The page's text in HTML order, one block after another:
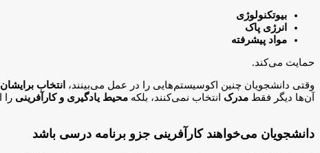
بیوتکنولوژی
انرژی پاک
مواد پیشرفته
حمایت می‌کند.
وقتی دانشجویان چنین اکوسیستم‌هایی را در عمل می‌بینند، انتخاب
آن‌ها دیگر فقط مدرک انتخاب نمی‌کنند، بلکه محیط یادگیری و کارآفرینی را
دانشجویان می‌خواهند کارآفرینی جزو برنامه درسی باشد